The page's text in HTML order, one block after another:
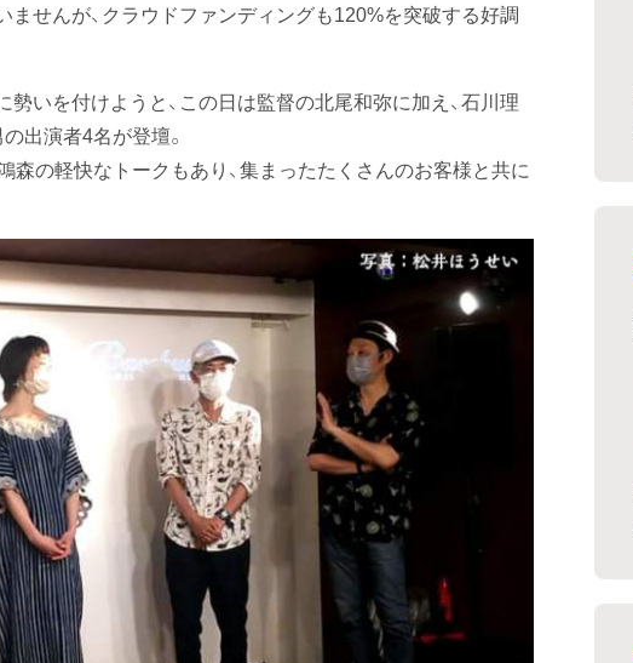
せんが、クラウドファンディングも120%を突破する好調
いを付けようと、この日は監督の北尾和弥に加え、石川理
の出演者4名が登壇。
森の軽快なトークもあり、集まったたくさんのお客様と共に